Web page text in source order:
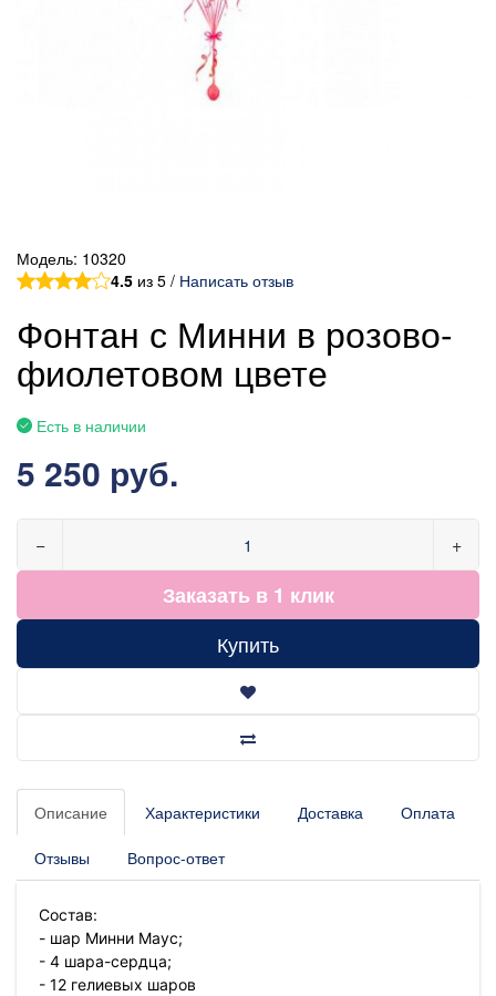
Модель: 10320
4.5 из 5 / Написать отзыв
Фонтан с Минни в розово-
фиолетовом цвете
Есть в наличии
5 250 руб.
− +
Заказать в 1 клик
Купить
Описание Характеристики Доставка Оплата
Отзывы Вопрос-ответ
Состав:
- шар Минни Маус;
- 4 шара-сердца;
- 12 гелиевых шаров